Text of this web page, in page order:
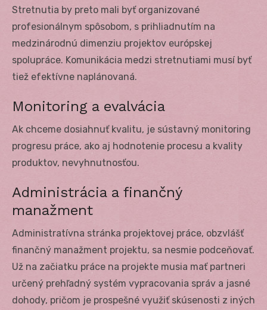
Stretnutia by preto mali byť organizované
profesionálnym spôsobom, s prihliadnutím na
medzinárodnú dimenziu projektov európskej
spolupráce. Komunikácia medzi stretnutiami musí byť
tiež efektívne naplánovaná.
Monitoring a evalvácia
Ak chceme dosiahnuť kvalitu, je sústavný monitoring
progresu práce, ako aj hodnotenie procesu a kvality
produktov, nevyhnutnosťou.
Administrácia a finančný
manažment
Administratívna stránka projektovej práce, obzvlášť
finančný manažment projektu, sa nesmie podceňovať.
Už na začiatku práce na projekte musia mať partneri
určený prehľadný systém vypracovania správ a jasné
dohody, pričom je prospešné využiť skúsenosti z iných